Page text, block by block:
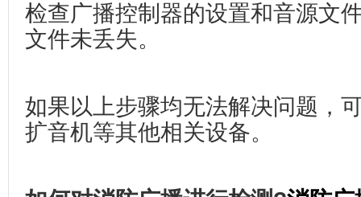
检查广播控制器的设置和音源文
文件未丢失。
如果以上步骤均无法解决问题，
扩音机等其他相关设备。